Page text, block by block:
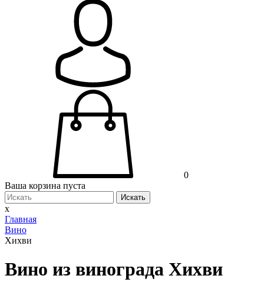
0
Ваша корзина пуста
Искать
x
Главная
Вино
Хихви
Вино из винограда Хихви